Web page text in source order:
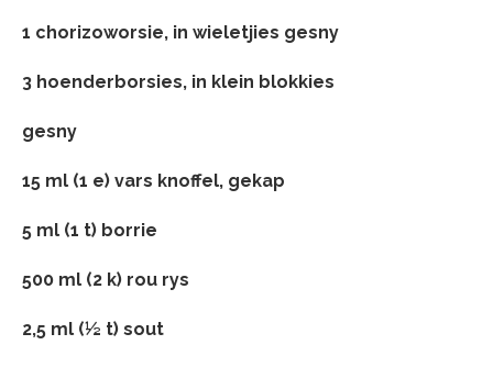
1 chorizoworsie, in wieletjies gesny
3 hoenderborsies, in klein blokkies
gesny
15 ml (1 e) vars knoffel, gekap
5 ml (1 t) borrie
500 ml (2 k) rou rys
2,5 ml (½ t) sout